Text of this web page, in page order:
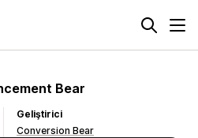
Bear
Geliştirici
Conversion Bear